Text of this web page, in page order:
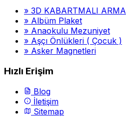
» 3D KABARTMALI ARMA
» Albüm Plaket
» Anaokulu Mezuniyet
» Aşçı Önlükleri ( Çocuk )
» Asker Magnetleri
Hızlı Erişim
Blog
İletişim
Sitemap